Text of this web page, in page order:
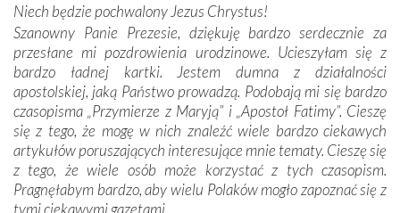
mieliśmy okazję przekonać się, że Maryja swoją opieką
otacza nie tylko nasz naród, lecz wszystkie nacje, które
się Jej ufnie oddają, a także każdą osobę, która zawierza
Jej siebie oraz swych bliskich.
Dzieje Portugalii to również historia wierności Bogu i
odstępstw, także w życiu władców. Trudne momenty w
wymiarze tak osobistym, jak i zbiorowym, przypominają o
konieczności ciągłego zabiegania o własną duszę i o łaskę
Opatrzności. Wierność przynosi pomyślność –
Niech będzie pochwalony Jezus Chrystus!
Szanowny Panie Prezesie, dziękuję bardzo serdecznie za
przesłane mi pozdrowienia urodzinowe. Ucieszyłam się z
bardzo ładnej kartki. Jestem dumna z działalności
apostolskiej, jaką Państwo prowadzą. Podobają mi się bardzo
czasopisma „Przymierze z Maryją” i „Apostoł Fatimy”. Cieszę
się z tego, że mogę w nich znaleźć wiele bardzo ciekawych
artykułów poruszających interesujące mnie tematy. Cieszę się
z tego, że wiele osób może korzystać z tych czasopism.
Pragnęłabym bardzo, aby wielu Polaków mogło zapoznać się z
tymi ciekawymi gazetami.